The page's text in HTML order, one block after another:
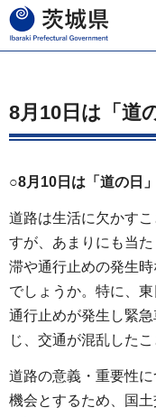
茨城県
8月10日は「道
○8月10日は「道の日」
道路は生活に欠かす
すが、あまりにも当
滞や通行止めの発生
でしょうか。特に、
通行止めが発生し緊
じ、交通が混乱した
道路の意義・重要性
機会とするため、国